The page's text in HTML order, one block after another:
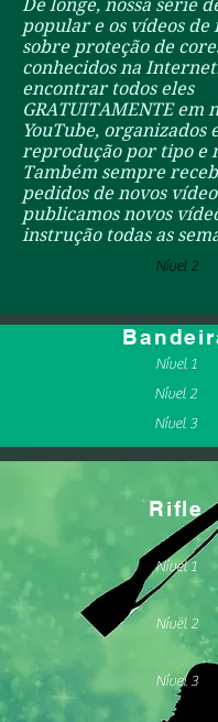
De longe, nossa série
popular e os vídeos de
sobre proteção de
conhecidos na
encontrar todos eles
GRATUITAMENTE em
YouTube, organizados
reprodução por tipo e
Também sempre
pedidos de novos
publicamos novos
instrução todas as
Nível 2
Nível 1
Nível 2
Nível 3
Rifle
Nível 1
Nível 2
Nível 3